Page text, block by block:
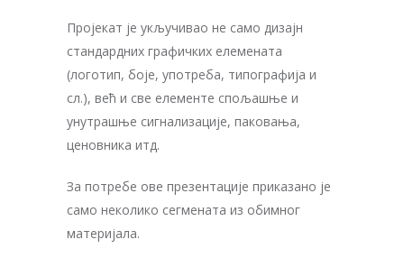
Пројекат је укључивао не само дизајн
стандардних графичких елемената
(логотип, боје, употреба, типографија и
сл.), већ и све елементе спољашње и
унутрашње сигнализације, паковања,
ценовника итд.
За потребе ове презентације приказано је
само неколико сегмената из обимног
материјала.